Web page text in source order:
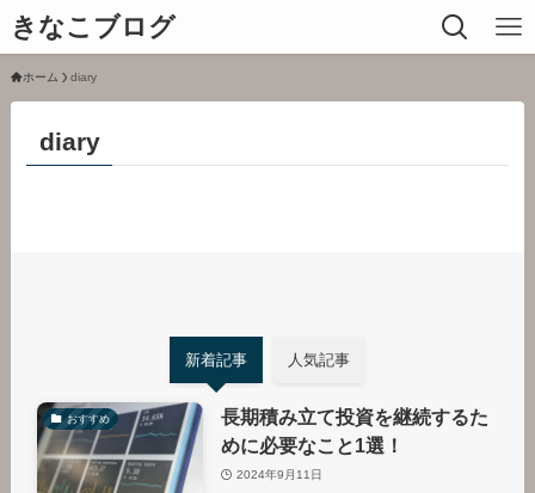
きなこブログ
ホーム diary
diary
新着記事 人気記事
おすすめ
長期積み立て投資を継続するた
めに必要なこと1選！
2024年9月11日